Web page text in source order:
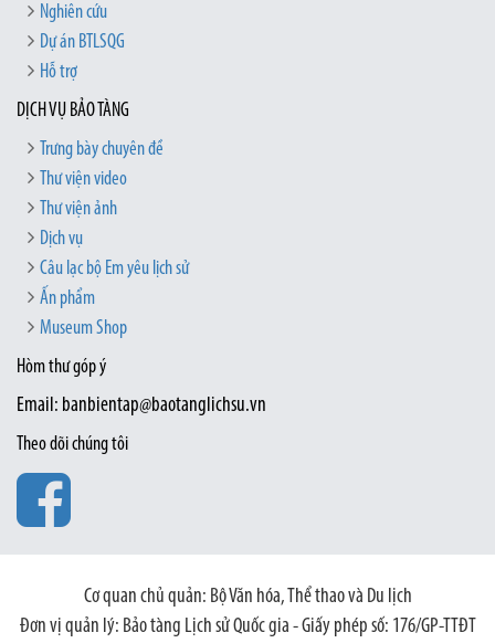
Nghiên cứu
Dự án BTLSQG
Hỗ trợ
DỊCH VỤ BẢO TÀNG
Trưng bày chuyên đề
Thư viện video
Thư viện ảnh
Dịch vụ
Câu lạc bộ Em yêu lịch sử
Ấn phẩm
Museum Shop
Hòm thư góp ý
Email: banbientap@baotanglichsu.vn
Theo dõi chúng tôi
Cơ quan chủ quản: Bộ Văn hóa, Thể thao và Du lịch
Đơn vị quản lý: Bảo tàng Lịch sử Quốc gia - Giấy phép số: 176/GP-TTĐT